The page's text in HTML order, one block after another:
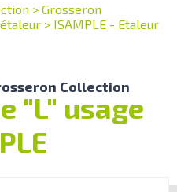
> Grosseron
> ISAMPLE - Etaleur
Collection
"L" usage